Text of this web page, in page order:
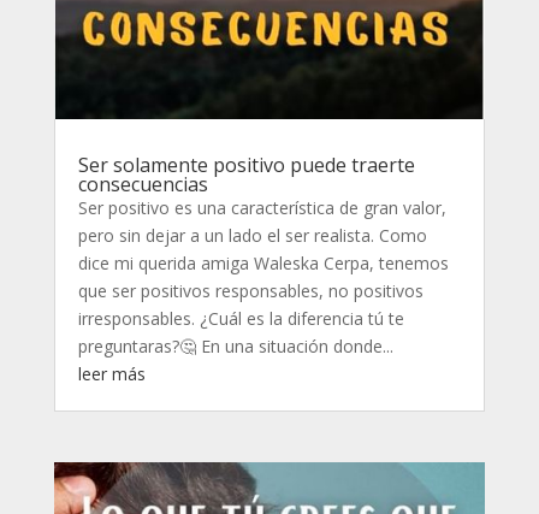
Ser solamente positivo puede traerte
consecuencias
Ser positivo es una característica de gran valor,
pero sin dejar a un lado el ser realista. Como
dice mi querida amiga Waleska Cerpa, tenemos
que ser positivos responsables, no positivos
irresponsables. ¿Cuál es la diferencia tú te
preguntaras?🤔 En una situación donde...
leer más